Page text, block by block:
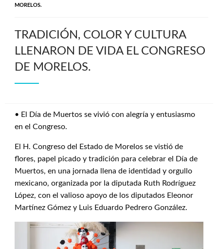
MORELOS.
TRADICIÓN, COLOR Y CULTURA
LLENARON DE VIDA EL CONGRESO
DE MORELOS.
• El Día de Muertos se vivió con alegría y entusiasmo
en el Congreso.
El H. Congreso del Estado de Morelos se vistió de
flores, papel picado y tradición para celebrar el Día de
Muertos, en una jornada llena de identidad y orgullo
mexicano, organizada por la diputada Ruth Rodríguez
López, con el valioso apoyo de los diputados Eleonor
Martínez Gómez y Luis Eduardo Pedrero González.